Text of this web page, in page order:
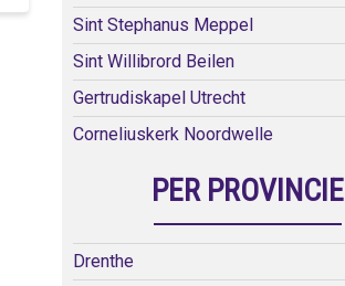
Sint Stephanus Meppel
Sint Willibrord Beilen
Gertrudiskapel Utrecht
Corneliuskerk Noordwelle
PER PROVINCIE
Drenthe